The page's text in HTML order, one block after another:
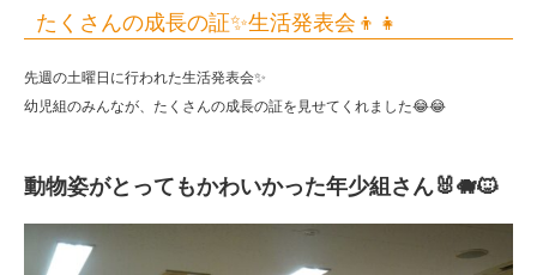
たくさんの成長の証✨生活発表会👦👧
先週の土曜日に行われた生活発表会✨
幼児組のみんなが、たくさんの成長の証を見せてくれました😂😂
動物姿がとってもかわいかった年少組さん🐰🐗🐱